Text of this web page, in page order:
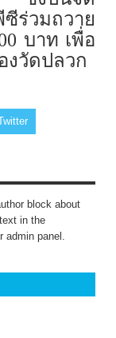
ร่วมถวาย
บาท เพื่อ
วัดปลวก
block about
in the
admin panel.